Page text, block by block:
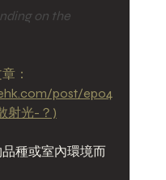
on the
：
post/ep04
射光-？)
種或室內環境而